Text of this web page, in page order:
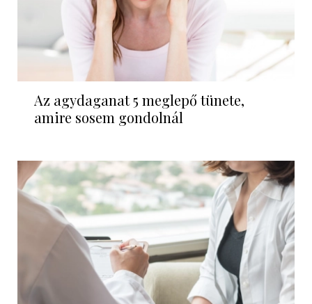
Az agydaganat 5 meglepő tünete,
amire sosem gondolnál